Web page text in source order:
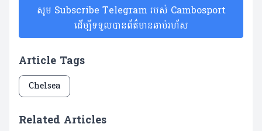
សូម Subscribe Telegram របស់ Cambosport
ដើម្បីទទួលបានព័ត៌មានឆាប់រហ័ស
Article Tags
Chelsea
Related Articles